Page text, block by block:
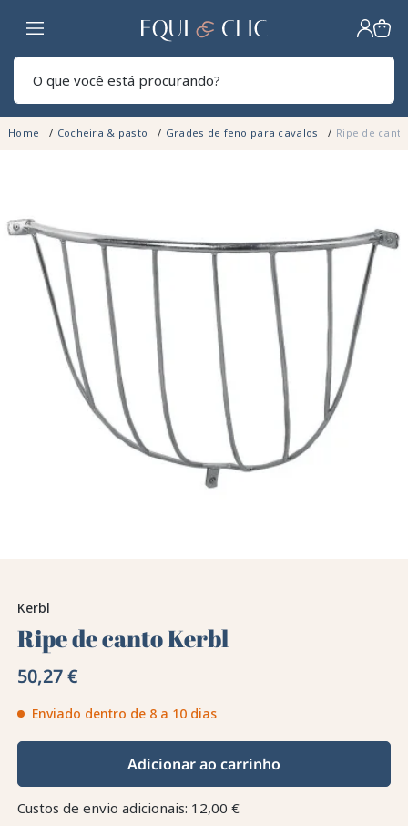
Lar
Home Cocheira & pasto Grades de feno para cavalos Ripe de
Kerbl
Ripe de canto Kerbl
50,27 €
Enviado dentro de 8 a 10 dias
Adicionar ao carrinho
Custos de envio adicionais: 12,00 €